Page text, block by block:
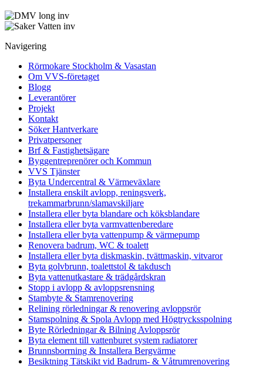
Navigering
Rörmokare Stockholm & Vasastan
Om VVS-företaget
Blogg
Leverantörer
Projekt
Kontakt
Söker Hantverkare
Privatpersoner
Brf & Fastighetsägare
Byggentreprenörer och Kommun
VVS Tjänster
Byta Undercentral & Värmeväxlare
Installera enskilt avlopp, reningsverk,
trekammarbrunn/slamavskiljare
Installera eller byta blandare och köksblandare
Installera eller byta varmvattenberedare
Installera eller byta vattenpump & värmepump
Renovera badrum, WC & toalett
Installera eller byta diskmaskin, tvättmaskin, vitvaror
Byta golvbrunn, toalettstol & takdusch
Byta vattenutkastare & trädgårdskran
Stopp i avlopp & avloppsrensning
Stambyte & Stamrenovering
Relining rörledningar & renovering avloppsrör
Stamspolning & Spola Avlopp med Högtrycksspolning
Byte Rörledningar & Bilning Avloppsrör
Byta element till vattenburet system radiatorer
Brunnsborrning & Installera Bergvärme
Besiktning Tätskikt vid Badrum- & Våtrumrenovering